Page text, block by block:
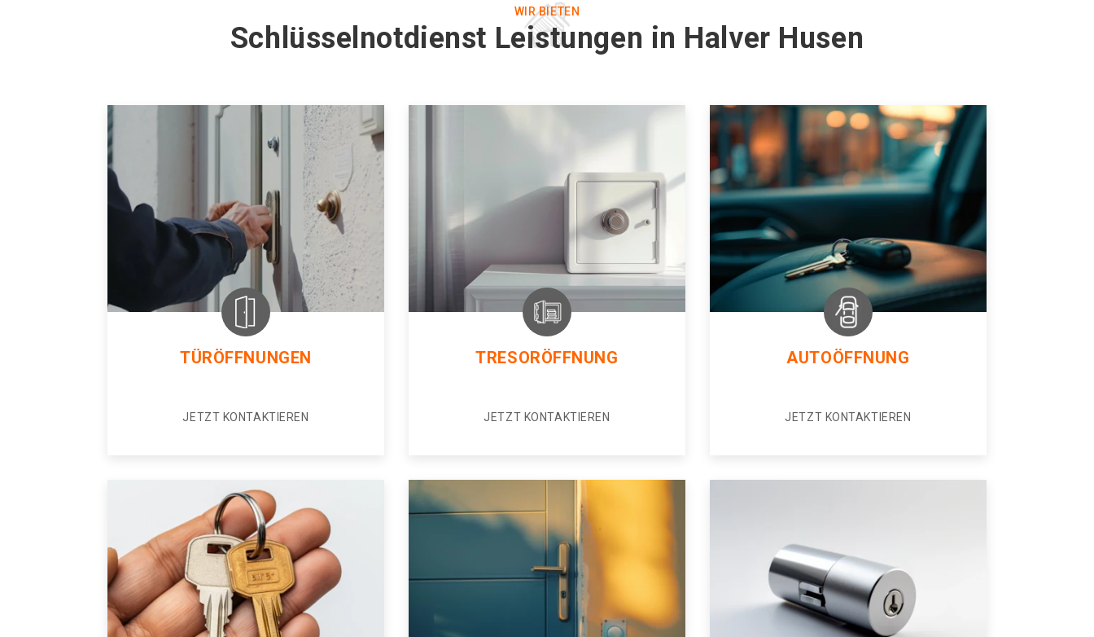
WIR BIETEN
Schlüsselnotdienst Leistungen in Halver Husen
TÜRÖFFNUNGEN
JETZT KONTAKTIEREN
TRESORÖFFNUNG
JETZT KONTAKTIEREN
AUTOÖFFNUNG
JETZT KONTAKTIEREN